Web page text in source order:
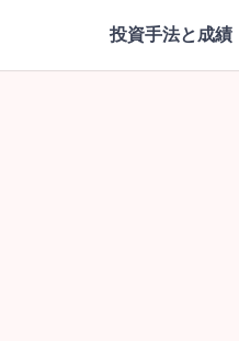
投資手法と成績